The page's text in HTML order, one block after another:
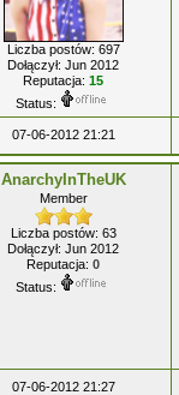
Liczba postów: 697
Dołączył: Jun 2012
Reputacja: 15
Status:
07-06-2012 21:21
AnarchyInTheUK
Member
Liczba postów: 63
Dołączył: Jun 2012
Reputacja: 0
Status:
07-06-2012 21:27